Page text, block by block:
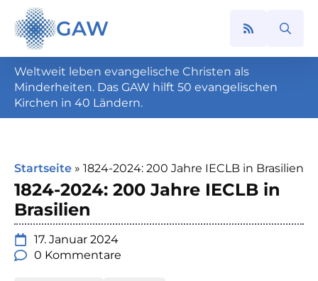
GAW
Search
Weltweit leben evangelische Christen als
Minderheiten. Das GAW hilft 50 evangelischen
Kirchen in 40 Ländern.
Startseite » 1824-2024: 200 Jahre IECLB in Brasilien
1824-2024: 200 Jahre IECLB in
Brasilien
17. Januar 2024
0 Kommentare